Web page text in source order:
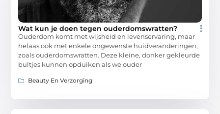
Wat kun je doen tegen ouderdomswratten?
Ouderdom komt met wijsheid en levenservaring, maar
helaas ook met enkele ongewenste huidveranderingen,
zoals ouderdomswratten. Deze kleine, donker gekleurde
bultjes kunnen opduiken als we ouder
Beauty En Verzorging